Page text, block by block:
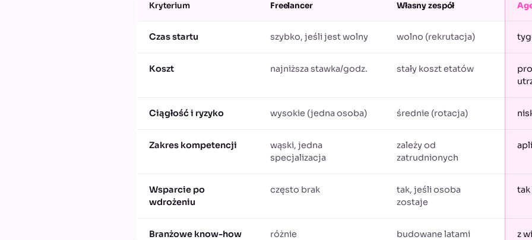
Kryterium Freelancer Własny zespół
Czas startu szybko, jeśli jest wolny wolno (rekrutacja)
Koszt najniższa stawka/godz. stały koszt etatów
Ciągłość i ryzyko wysokie (jedna osoba) średnie (rotacja)
Zakres kompetencji
wąski, jedna
specjalizacja
zależy od
zatrudnionych
Wsparcie po
wdrożeniu
często brak
tak, jeśli osoba
zostaje
tak
Branżowe know-how różnie budowane latami z